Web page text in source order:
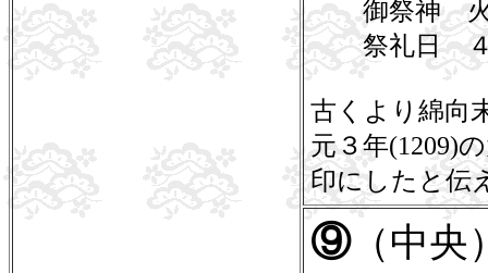
御祭神 火
祭礼日 ４
古くより綿向
元３年(1209)
印にしたと伝
⑨（中央